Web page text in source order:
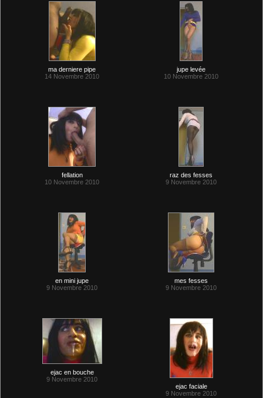
ma derniere pipe
14 Novembre 2010
jupe levée
10 Novembre 2010
fellation
10 Novembre 2010
raz des fesses
9 Novembre 2010
en mini jupe
9 Novembre 2010
mes fesses
9 Novembre 2010
ejac en bouche
9 Novembre 2010
ejac faciale
9 Novembre 2010